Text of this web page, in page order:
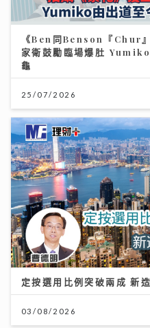
《Ben同Benson『Chur
家衛鼓勵臨場爆肚
龜
25/07/2026
定按選用比例突破兩成 新
03/08/2026